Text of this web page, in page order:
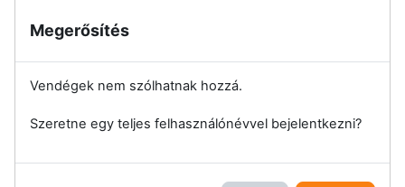
Megerősítés
Vendégek nem szólhatnak hozzá.
Szeretne egy teljes felhasználónévvel bejelentkezni?